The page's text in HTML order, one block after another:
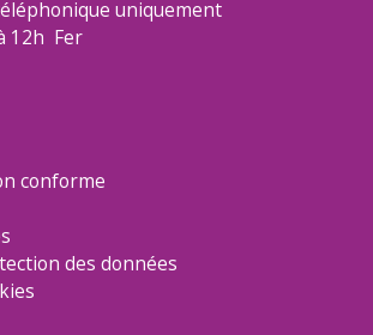
uniquement
12h Fer
conforme
des données